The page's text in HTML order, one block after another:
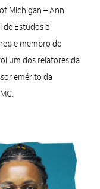
Michigan – Ann
de Estudos e
e membro do
um dos relatores da
emérito da